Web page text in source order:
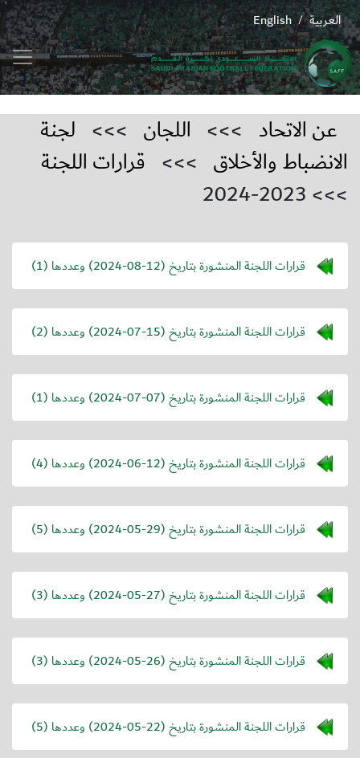
English / العربية
عن الاتحاد >>> اللجان >>> لجنة
الانضباط والأخلاق >>> قرارات اللجنة
>>> 2023-2024
قرارات اللجنة المنشورة بتاريخ (2024-08-12) وعددها (1)
قرارات اللجنة المنشورة بتاريخ (2024-07-15) وعددها (2)
قرارات اللجنة المنشورة بتاريخ (2024-07-07) وعددها (1)
قرارات اللجنة المنشورة بتاريخ (2024-06-12) وعددها (4)
قرارات اللجنة المنشورة بتاريخ (2024-05-29) وعددها (5)
قرارات اللجنة المنشورة بتاريخ (2024-05-27) وعددها (3)
قرارات اللجنة المنشورة بتاريخ (2024-05-26) وعددها (3)
قرارات اللجنة المنشورة بتاريخ (2024-05-22) وعددها (5)